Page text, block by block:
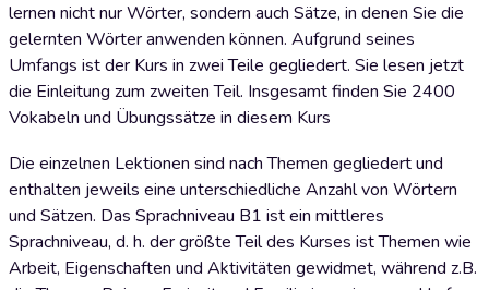
lernen nicht nur Wörter, sondern auch Sätze, in denen Sie die
gelernten Wörter anwenden können. Aufgrund seines
Umfangs ist der Kurs in zwei Teile gegliedert. Sie lesen jetzt
die Einleitung zum zweiten Teil. Insgesamt finden Sie 2400
Vokabeln und Übungssätze in diesem Kurs
Die einzelnen Lektionen sind nach Themen gegliedert und
enthalten jeweils eine unterschiedliche Anzahl von Wörtern
und Sätzen. Das Sprachniveau B1 ist ein mittleres
Sprachniveau, d. h. der größte Teil des Kurses ist Themen wie
Arbeit, Eigenschaften und Aktivitäten gewidmet, während z.B.